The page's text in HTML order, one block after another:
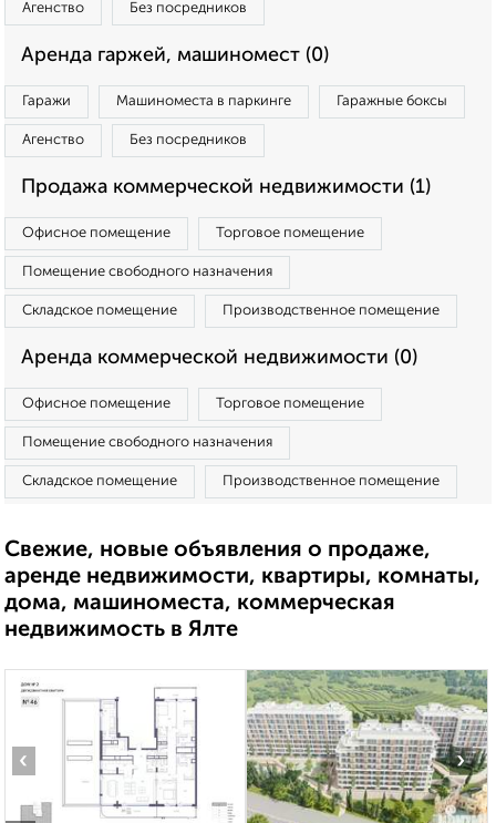
Агенство Без посредников
Аренда гаржей, машиномест (0)
Гаражи Машиноместа в паркинге Гаражные боксы
Агенство Без посредников
Продажа коммерческой недвижимости (1)
Офисное помещение Торговое помещение
Помещение свободного назначения
Складское помещение Производственное помещение
Аренда коммерческой недвижимости (0)
Офисное помещение Торговое помещение
Помещение свободного назначения
Складское помещение Производственное помещение
Свежие, новые объявления о продаже,
аренде недвижимости, квартиры, комнаты,
дома, машиноместа, коммерческая
недвижимость в Ялте
‹ ›